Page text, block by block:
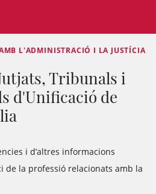
L'ADMINISTRACIÓ I LA JUSTÍCIA
Tribunals i
d'Unificació de
i d’altres informacions
de la professió relacionats amb la